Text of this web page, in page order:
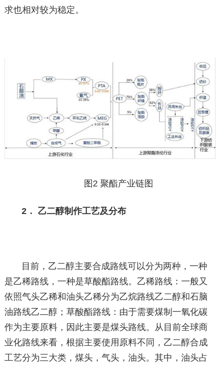
求也相对较为稳定。
图2 聚酯产业链图
2． 乙二醇制作工艺及分布
目前，乙二醇主要合成路线可以分为两种，一种
是乙稀路线，一种是草酸酯路线。乙稀路线：一般又
依照气头乙稀和油头乙稀分为乙烷路线乙二醇和石脑
油路线乙二醇；草酸酯路线：由于需要煤制一氧化碳
作为主要原料，因此主要是煤头路线。从目前全球商
业化路线来看，根据主要使用原料不同，乙二醇合成
工艺分为三大类，煤头，气头，油头。其中，油头占